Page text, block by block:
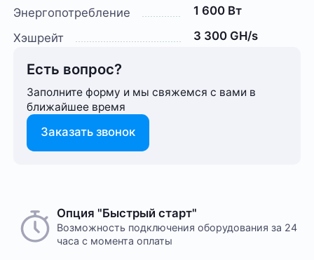
Энергопотребление
1 600 Вт
Хэшрейт
3 300 GH/s
Есть вопрос?
Заполните форму и мы свяжемся с вами в
ближайшее время
Заказать звонок
Опция "Быстрый старт"
Возможность подключения оборудования за 24
часа с момента оплаты